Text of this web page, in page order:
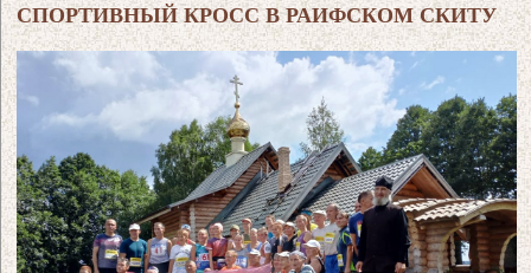
СПОРТИВНЫЙ КРОСС В РАИФСКОМ СКИТУ